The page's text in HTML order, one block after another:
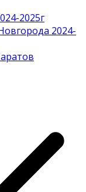
2025г
2024-